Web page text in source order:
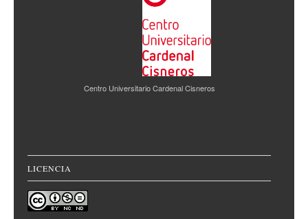
Centro Universitario Cardenal Cisneros
LICENCIA